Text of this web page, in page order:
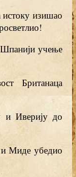
истоку изишао
учење
Британаца
и Иверију до
и Миде убедио